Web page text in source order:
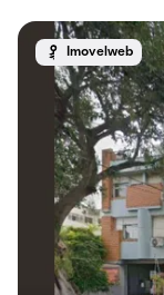
Imovelweb